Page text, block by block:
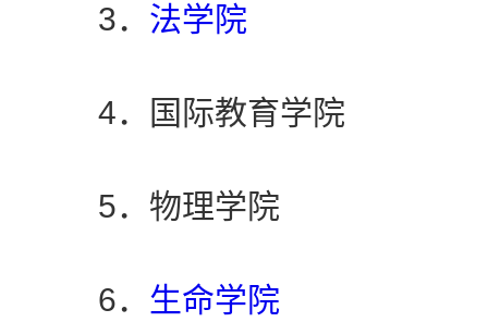
3． 法学院
4．国际教育学院
5．物理学院
6． 生命学院